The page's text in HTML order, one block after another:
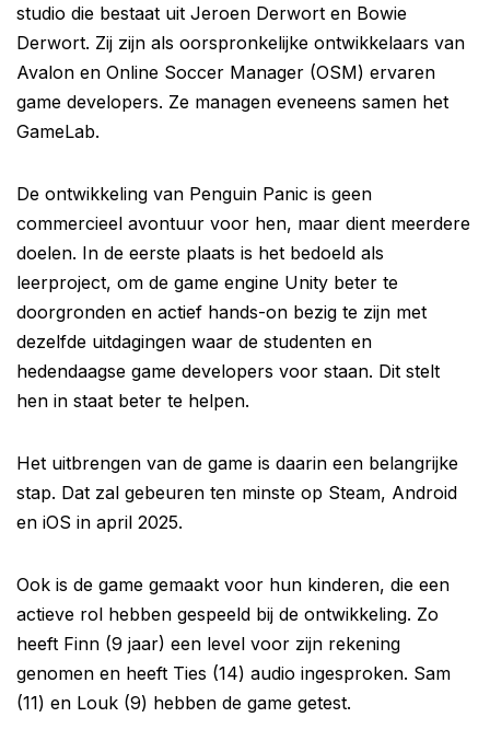
studio die bestaat uit Jeroen Derwort en Bowie
Derwort. Zij zijn als oorspronkelijke ontwikkelaars van
Avalon en Online Soccer Manager (OSM) ervaren
game developers. Ze managen eveneens samen het
GameLab.
De ontwikkeling van Penguin Panic is geen
commercieel avontuur voor hen, maar dient meerdere
doelen. In de eerste plaats is het bedoeld als
leerproject, om de game engine Unity beter te
doorgronden en actief hands-on bezig te zijn met
dezelfde uitdagingen waar de studenten en
hedendaagse game developers voor staan. Dit stelt
hen in staat beter te helpen.
Het uitbrengen van de game is daarin een belangrijke
stap. Dat zal gebeuren ten minste op Steam, Android
en iOS in april 2025.
Ook is de game gemaakt voor hun kinderen, die een
actieve rol hebben gespeeld bij de ontwikkeling. Zo
heeft Finn (9 jaar) een level voor zijn rekening
genomen en heeft Ties (14) audio ingesproken. Sam
(11) en Louk (9) hebben de game getest.